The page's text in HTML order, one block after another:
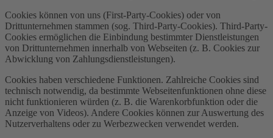
Cookies können von uns (First-Party-Cookies) oder von
Drittunternehmen stammen (sog. Third-Party-Cookies). Third-Party-
Cookies ermöglichen die Einbindung bestimmter Dienstleistungen
von Drittunternehmen innerhalb von Webseiten (z. B. Cookies zur
Abwicklung von Zahlungsdienstleistungen).
Cookies haben verschiedene Funktionen. Zahlreiche Cookies sind
technisch notwendig, da bestimmte Webseitenfunktionen ohne diese
nicht funktionieren würden (z. B. die Warenkorbfunktion oder die
Anzeige von Videos). Andere Cookies können zur Auswertung des
Nutzerverhaltens oder zu Werbezwecken verwendet werden.